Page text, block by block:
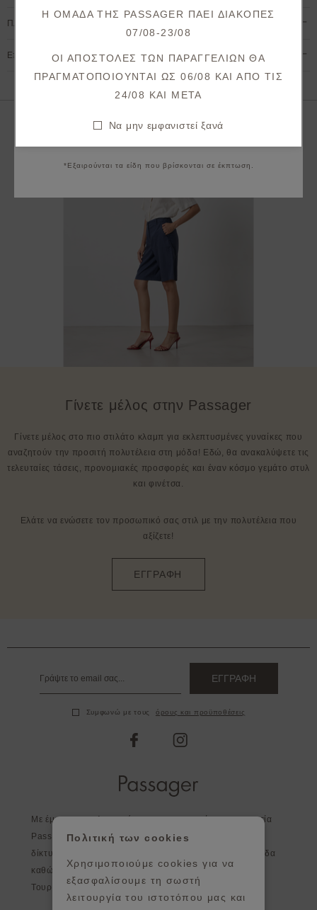
Πληρωμή & Αποστολή
Επιστροφές & Ακυρώσεις
Γίνετε μέλος στην Passager
Γίνετε μέλος στο πιο στιλάτο κλαμπ για εκλεπτυσμένες γυναίκες που
αναζητούν την προσιτή πολυτέλεια στη μόδα! Εδώ, θα ανακαλύψετε τις
τελευταίες τάσεις, προνομιακές προσφορές και έναν κόσμο γεμάτο στυλ
και φινέτσα.
Ελάτε να ενώσετε τον προσωπικό σας στιλ με την πολυτέλεια που
αξίζετε!
ΕΓΓΡΑΦΗ
παραλαβές & μοναδικές προσφορές.
Συμφωνώ με τους όρους και προϋποθέσεις
*Εξαιρούνται τα είδη που βρίσκονται σε έκπτωση.
ΕΓΓΡΑΦΗ
Συμφωνώ με τους όρους και προϋποθέσεις
facebookinstagram
Με έμφαση στη λεπτομέρεια και στην ποιότητα η εταιρεία
Passager, εκτός από τα καταστήματα της, διευρύνει το
δίκτυο της σε επιλεγμένα καταστήματα σε όλη την Ελλάδα
καθώς και στο εξωτερικό - Κύπρος, Αγγλία, Ισπανία,
Τουρκία, Πορτογαλία, Ιρλανδία, Γερμανία.
Πολιτική των cookies
Χρησιμοποιούμε cookies για να
εξασφαλίσουμε τη σωστή
λειτουργία του ιστοτόπου μας και
Η ΟΜΑΔΑ ΤΗΣ PASSAGER ΠΑΕΙ ΔΙΑΚΟΠΕΣ
07/08-23/08
ΟΙ ΑΠΟΣΤΟΛΕΣ ΤΩΝ ΠΑΡΑΓΓΕΛΙΩΝ ΘΑ
ΠΡΑΓΜΑΤΟΠΟΙΟΥΝΤΑΙ ΩΣ 06/08 ΚΑΙ ΑΠΟ ΤΙΣ
24/08 KAI META
Να μην εμφανιστεί ξανά